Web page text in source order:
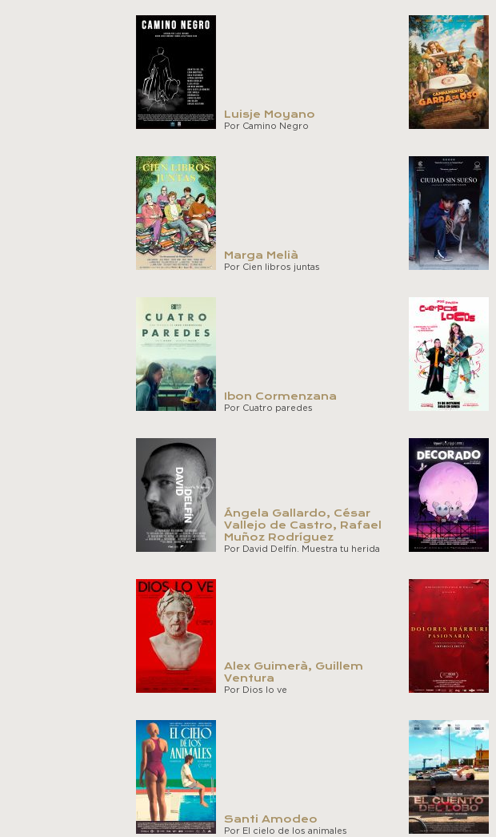
Luisje Moyano
Por Camino Negro
Marga Melià
Por Cien libros juntas
Ibon Cormenzana
Por Cuatro paredes
Ángela Gallardo, César
Vallejo de Castro, Rafael
Muñoz Rodríguez
Por David Delfín. Muestra tu herida
Alex Guimerà, Guillem
Ventura
Por Dios lo ve
Santi Amodeo
Por El cielo de los animales